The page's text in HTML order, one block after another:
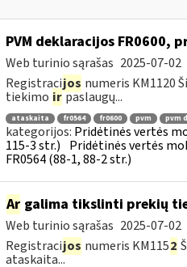
PVM deklaracijos FR0600,
Web turinio sąrašas 2025-07-02
Registracijos numeris KM1120
tiekimo irpaslaugų...
ataskaita fr0564 fr0600 pvm pvm
kategorijos: Pridėtinės vertės
115-3 str.) Pridėtinės vertės
FR0564 (88-1, 88-2 str.)
Argalima tikslinti prekių
Web turinio sąrašas 2025-07-02
Registracijos numeris KM1152
ataskaita...